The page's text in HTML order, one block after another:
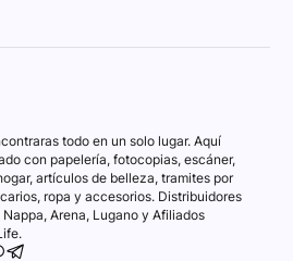
todo en un solo lugar. Aquí
con papelería, fotocopias, escáner,
artículos de belleza, tramites por
ropa y accesorios. Distribuidores
Arena, Lugano y Afiliados